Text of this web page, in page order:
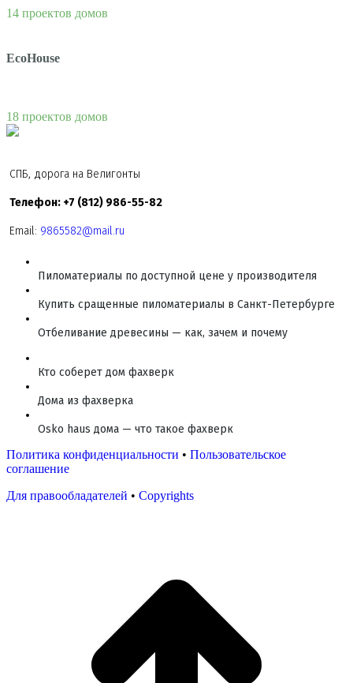
14 проектов домов
EcoHouse
18 проектов домов
СПБ, дорога на Велигонты
Телефон: +7 (812) 986-55-82
Email: 9865582@mail.ru
Пиломатериалы по доступной цене у производителя
Купить сращенные пиломатериалы в Санкт-Петербурге
Отбеливание древесины — как, зачем и почему
Кто соберет дом фахверк
Дома из фахверка
Osko haus дома — что такое фахверк
Политика конфиденциальности • Пользовательское
соглашение
Для правообладателей • Copyrights